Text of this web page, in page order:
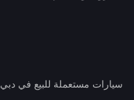
سيارات مستعملة للبيع في دبي